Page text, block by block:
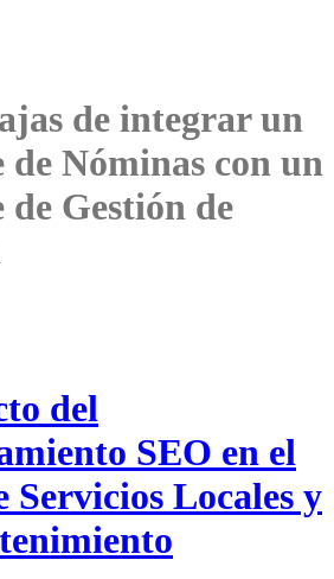
de integrar un
de Nóminas con un
de Gestión de
del
SEO en el
Servicios Locales y